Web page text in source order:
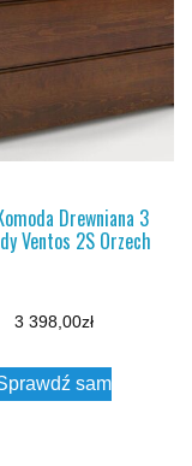
Drewniana 3
Ventos 2S Orzech
3 398,00zł
sam